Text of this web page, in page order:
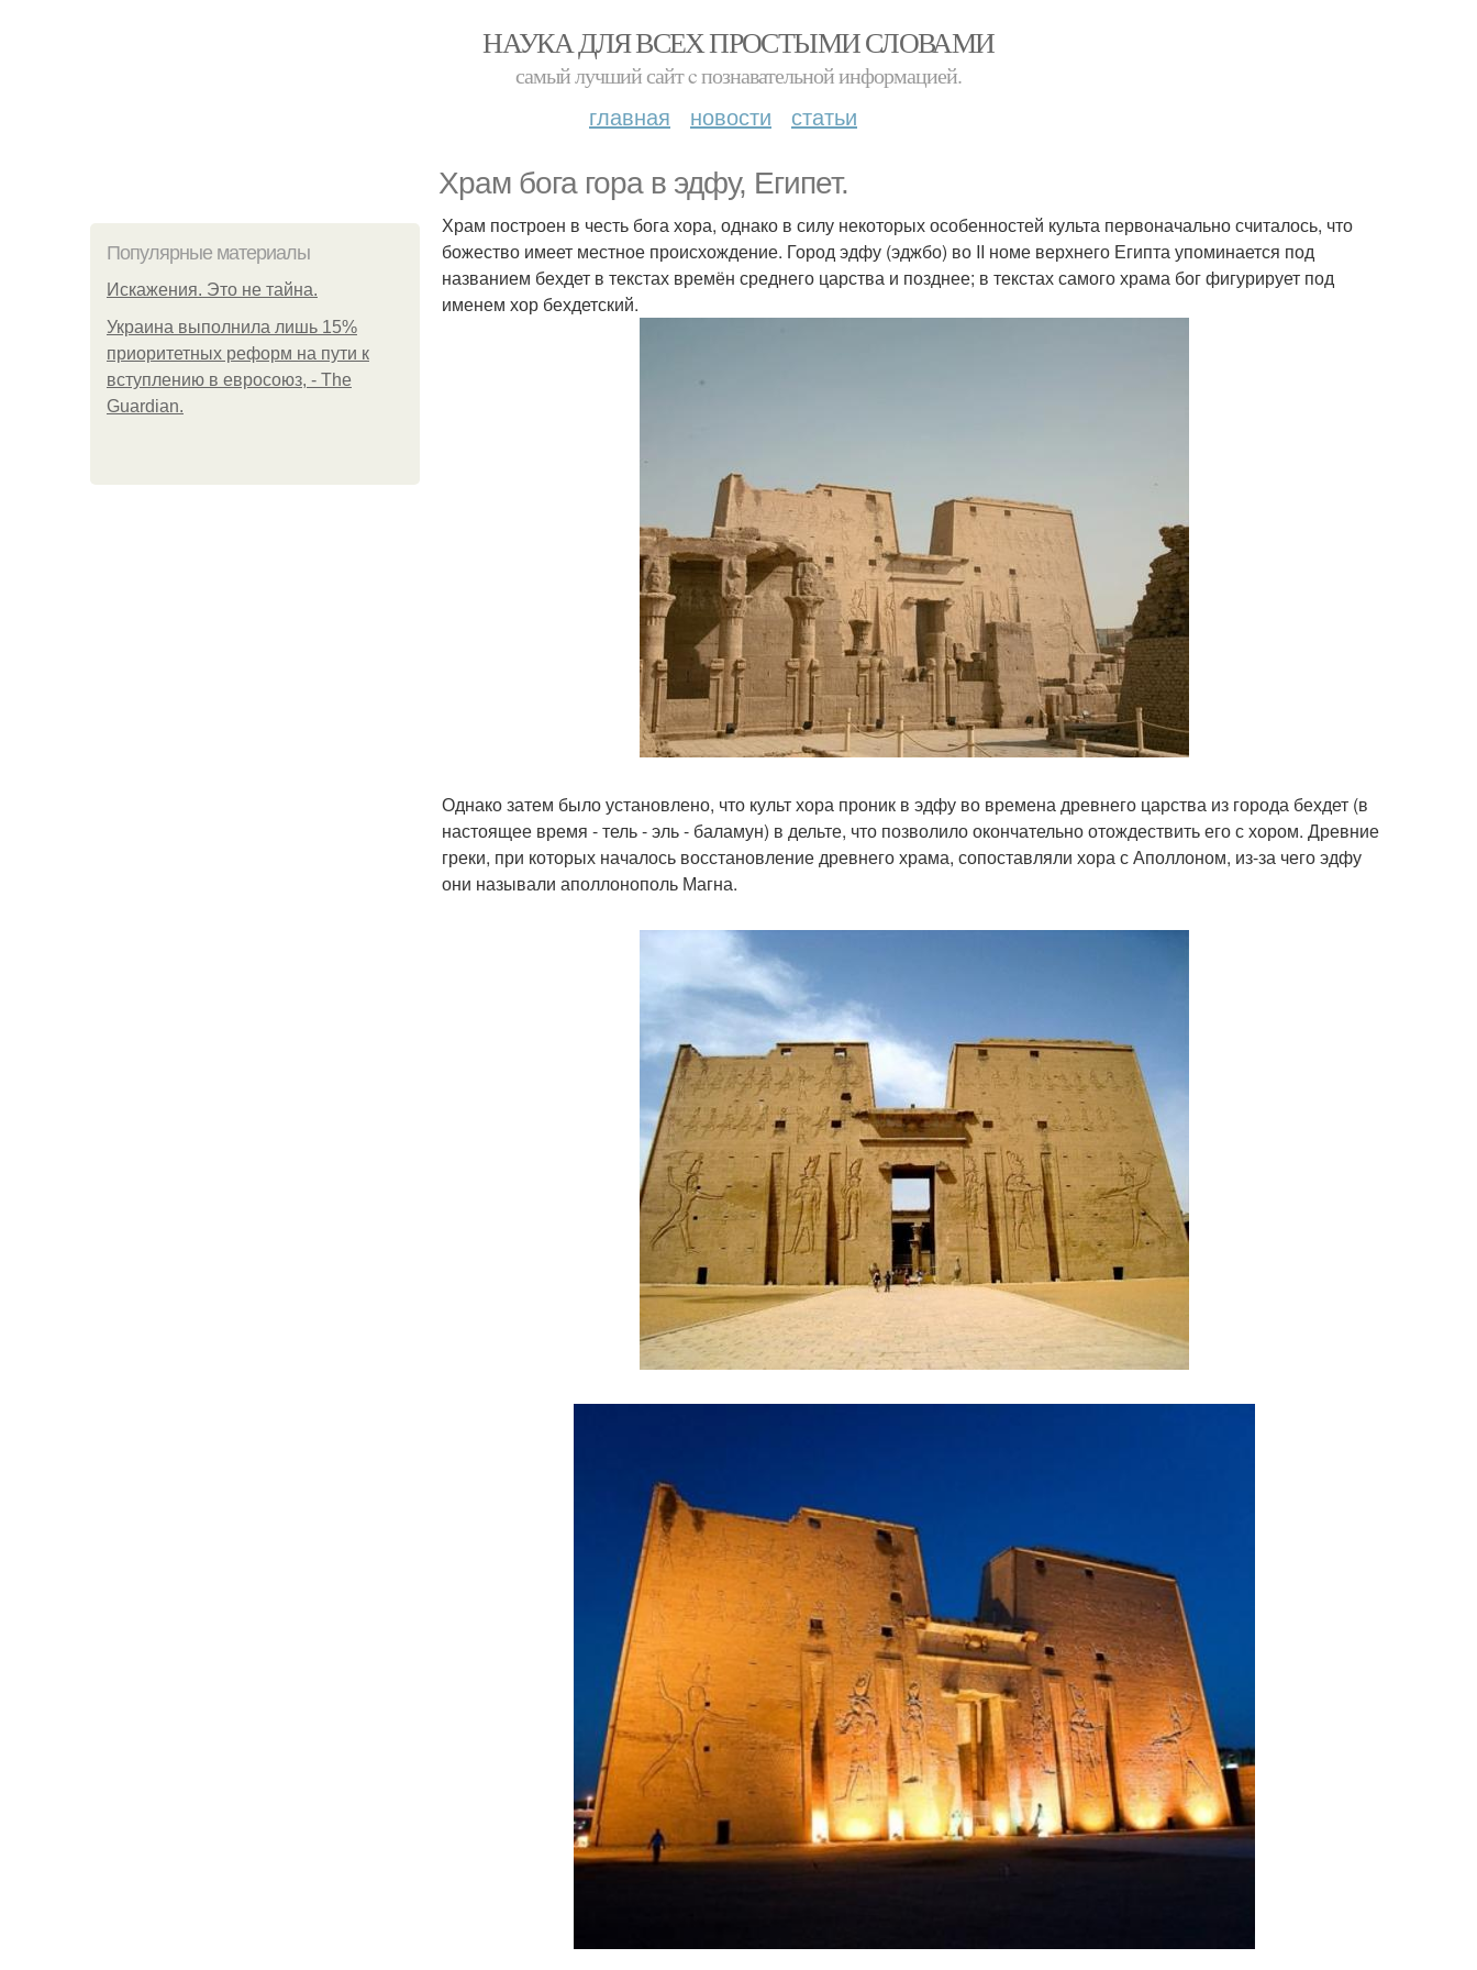
НАУКА ДЛЯ ВСЕХ ПРОСТЫМИ СЛОВАМИ
самый лучший сайт c познавательной информацией.
главная новости статьи
Xpaм бога гора в эдфу, Египет.
Популярные материалы
Искажения. Это не тайна.
Украина выполнила лишь 15%
приоритетных реформ на пути к
вступлению в евросоюз, - The
Guardian.
Храм построен в честь бога хора, однако в силу некоторых особенностей культа первоначально считалось, что
божество имеет местное происхождение. Город эдфу (эджбо) во II номе верхнего Египта упоминается под
названием бехдет в текстах времён среднего царства и позднее; в текстах самого храма бог фигурирует под
именем хор бехдетский.
Однако затем было установлено, что культ хора проник в эдфу во времена древнего царства из города бехдет (в
настоящее время - тель - эль - баламун) в дельте, что позволило окончательно отождествить его с хором. Древние
греки, при которых началось восстановление древнего храма, сопоставляли хора с Аполлоном, из-за чего эдфу
они называли аполлонополь Магна.